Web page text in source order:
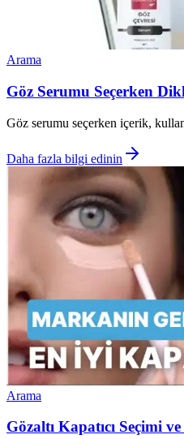
Arama
Göz Serumu Seçerken
Göz serumu seçerken içerik,
Daha fazla bilgi edinin
Arama
Gözaltı Kapatıcı Seçimi